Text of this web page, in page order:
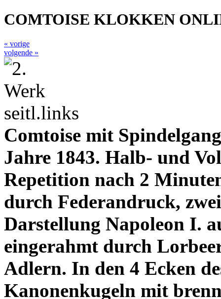
COMTOISE KLOKKEN
« vorige
volgende »
Comtoise mit
Jahre 1843. Halb- und
Repetition nach 2
durch Federandruck,
Darstellung Napoleon I.
eingerahmt durch
Adlern. In den 4 Ecken
Kanonenkugeln mit